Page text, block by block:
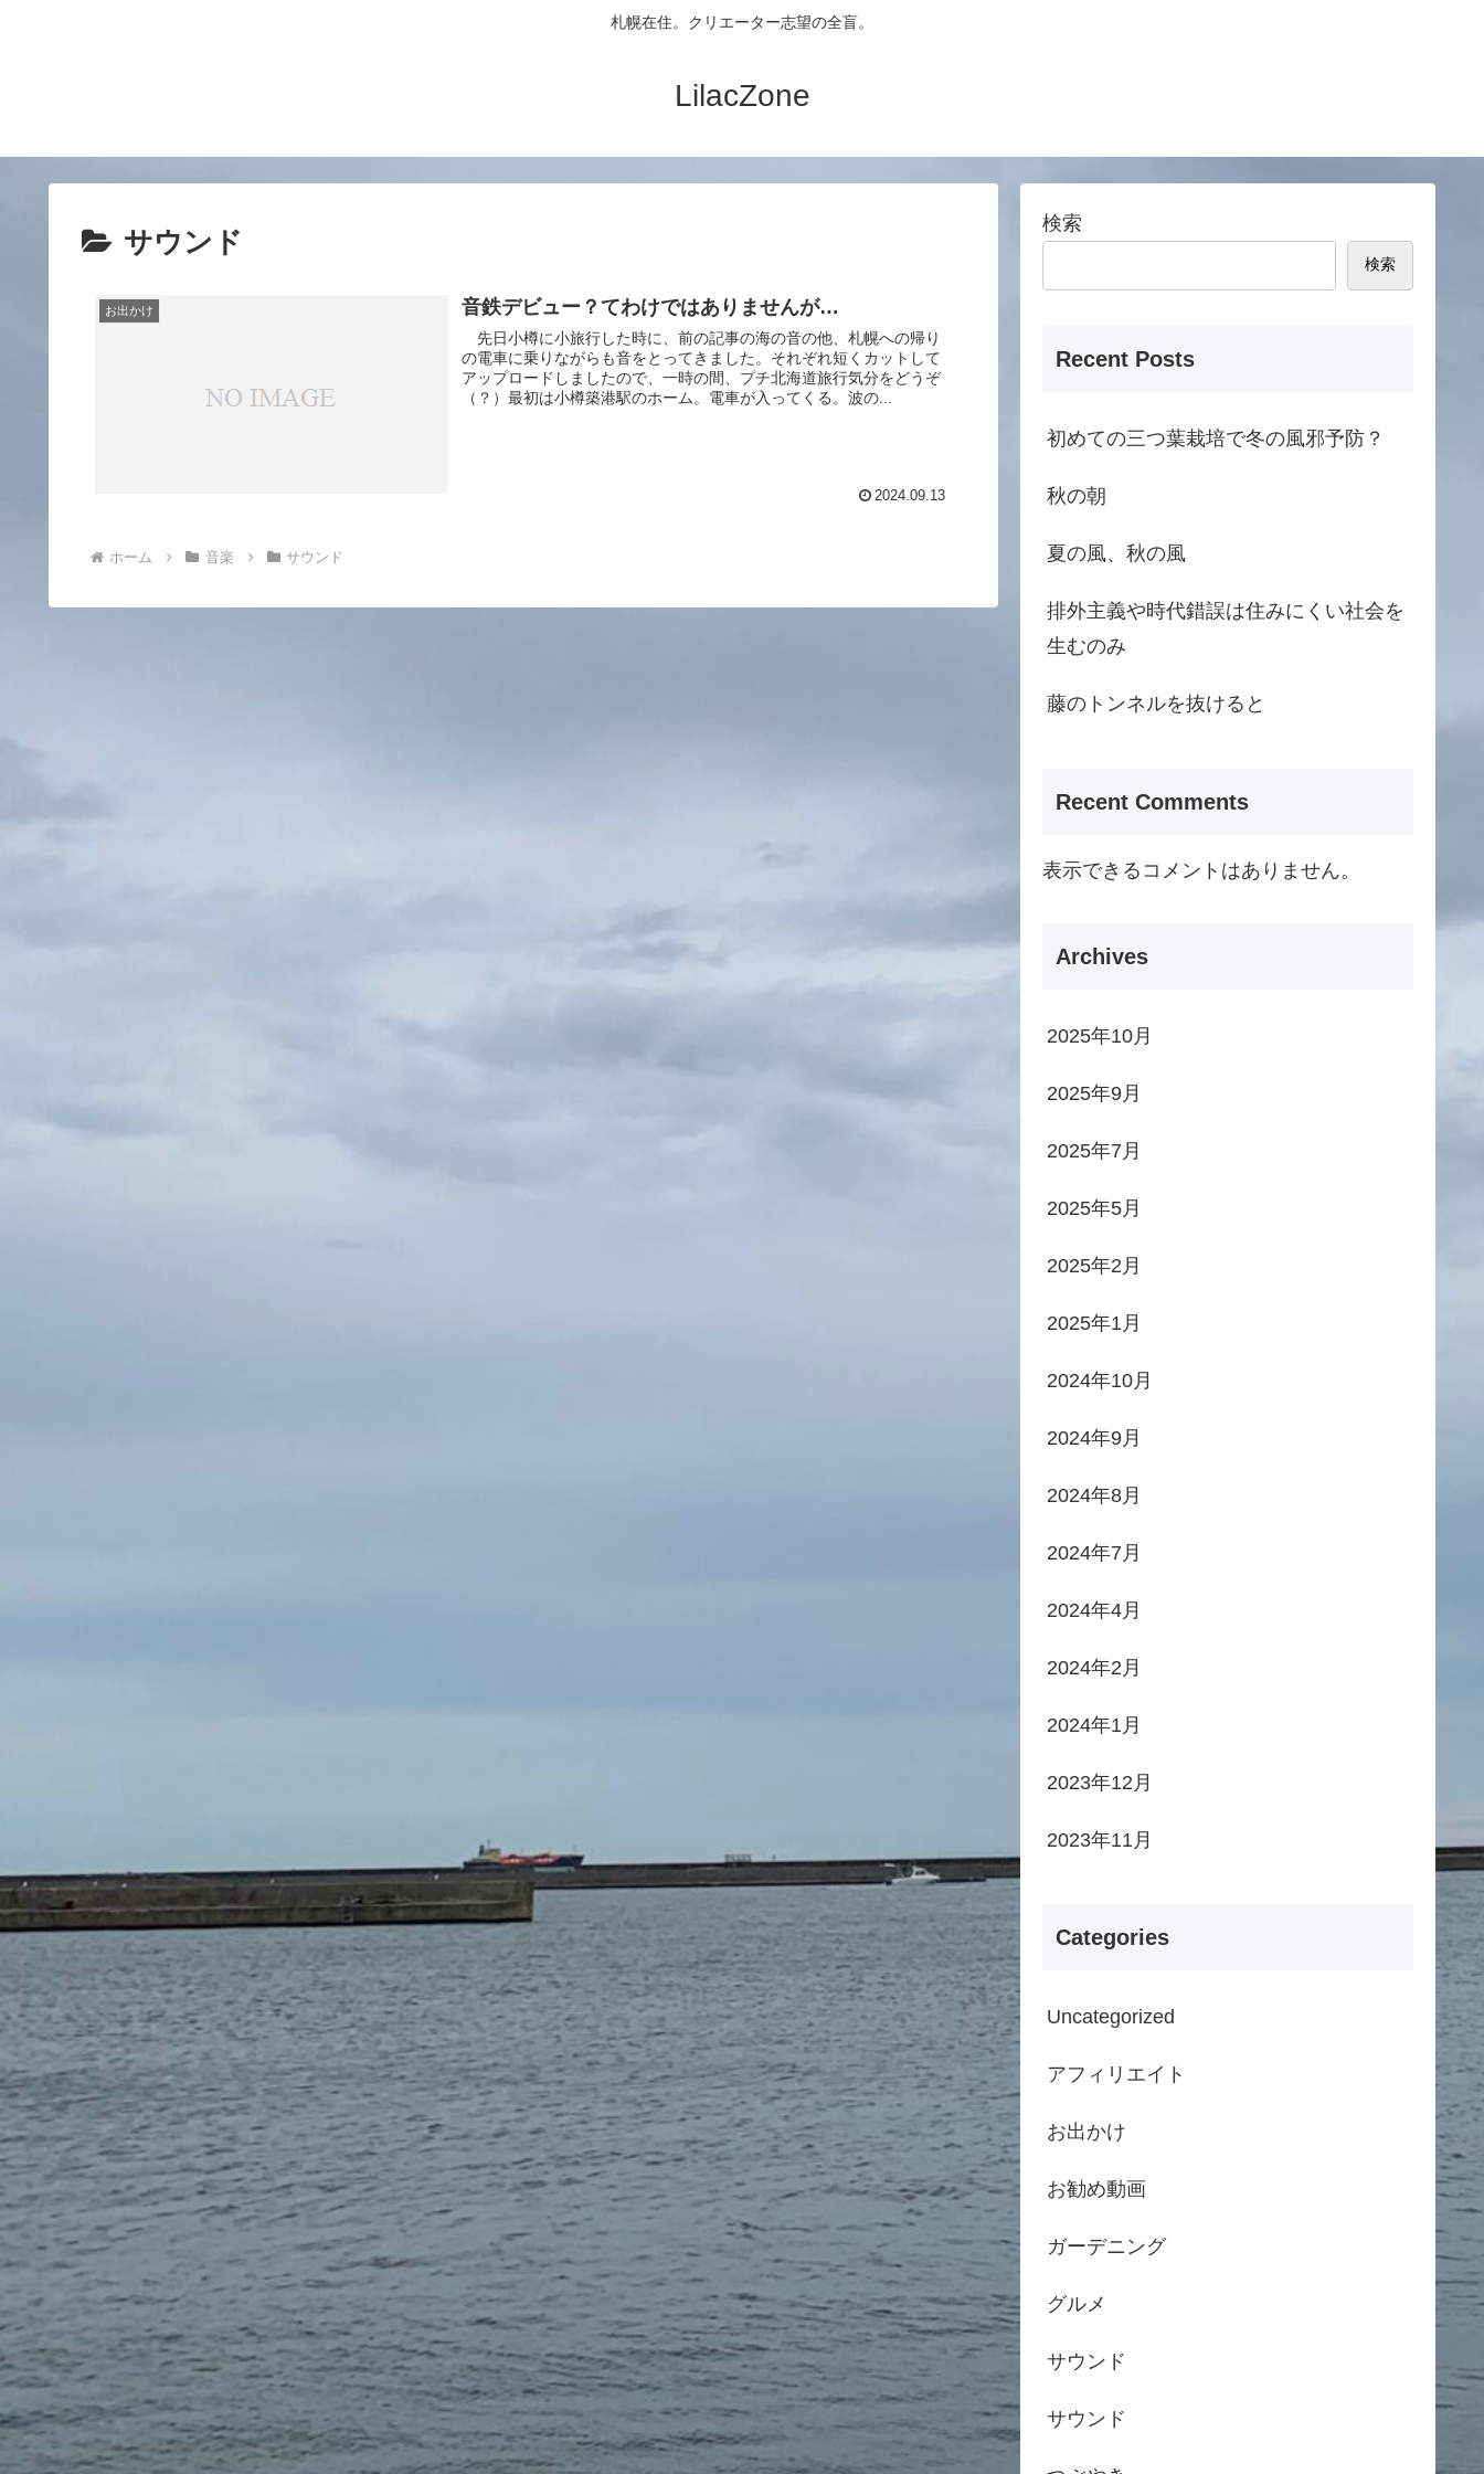
札幌在住。クリエーター志望の全盲。
LilacZone
サウンド
お出かけ 音鉄デビュー？てわけではありませんが…
先日小樽に小旅行した時に、前の記事の海の音の他、札幌への帰り
の電車に乗りながらも音をとってきました。それぞれ短くカットして
アップロードしましたので、一時の間、プチ北海道旅行気分をどうぞ
（？）最初は小樽築港駅のホーム。電車が入ってくる。波の...
2024.09.13
ホーム 音楽 サウンド
検索
検索
Recent Posts
初めての三つ葉栽培で冬の風邪予防？
秋の朝
夏の風、秋の風
排外主義や時代錯誤は住みにくい社会を
生むのみ
藤のトンネルを抜けると
Recent Comments
表示できるコメントはありません。
Archives
2025年10月
2025年9月
2025年7月
2025年5月
2025年2月
2025年1月
2024年10月
2024年9月
2024年8月
2024年7月
2024年4月
2024年2月
2024年1月
2023年12月
2023年11月
Categories
Uncategorized
アフィリエイト
お出かけ
お勧め動画
ガーデニング
グルメ
サウンド
サウンド